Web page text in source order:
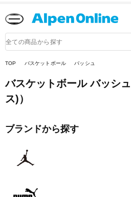
品
検
TOP
バスケットボール バッシュ
バスケットボール バッシュ
ス)）
ブランドから探す